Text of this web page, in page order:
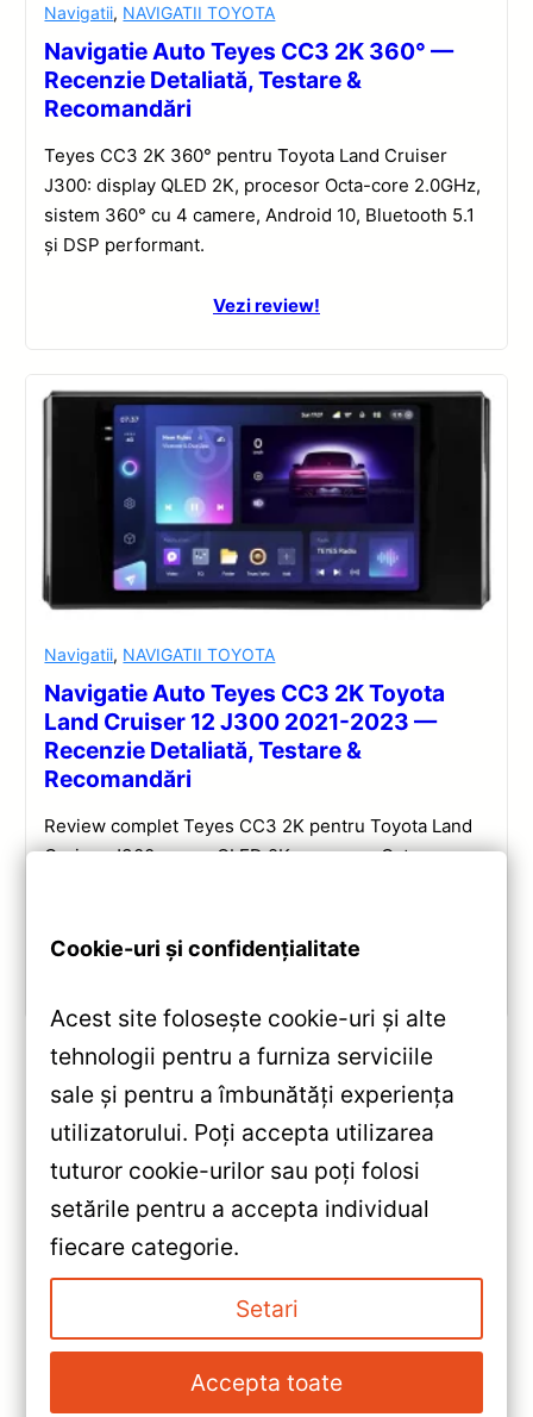
Navigatii, NAVIGATII TOYOTA
Navigatie Auto Teyes CC3 2K 360° —
Recenzie Detaliată, Testare &
Recomandări
Teyes CC3 2K 360° pentru Toyota Land Cruiser
J300: display QLED 2K, procesor Octa-core 2.0GHz,
sistem 360° cu 4 camere, Android 10, Bluetooth 5.1
și DSP performant.
Vezi review!
Navigatii, NAVIGATII TOYOTA
Navigatie Auto Teyes CC3 2K Toyota
Land Cruiser 12 J300 2021-2023 —
Recenzie Detaliată, Testare &
Recomandări
Review complet Teyes CC3 2K pentru Toyota Land
Cruiser J300: ecran QLED 2K, procesor Octa-core
«Navigație Auto Teyes X1 4G
Dacia Logan 3 9″ IPS 2+32GB
— Caracteristici, Păreri & Preț
Actualizat
Navigație Auto Teyes X1 Dacia
Sandero 3 — Recenzie
Detaliată, Testare &
Recomandări
Cookie-uri și confidențialitate
Acest site folosește cookie-uri și alte
tehnologii pentru a furniza serviciile
sale și pentru a îmbunătăți experiența
utilizatorului. Poți accepta utilizarea
tuturor cookie-urilor sau poți folosi
setările pentru a accepta individual
fiecare categorie.
Setari
Accepta toate